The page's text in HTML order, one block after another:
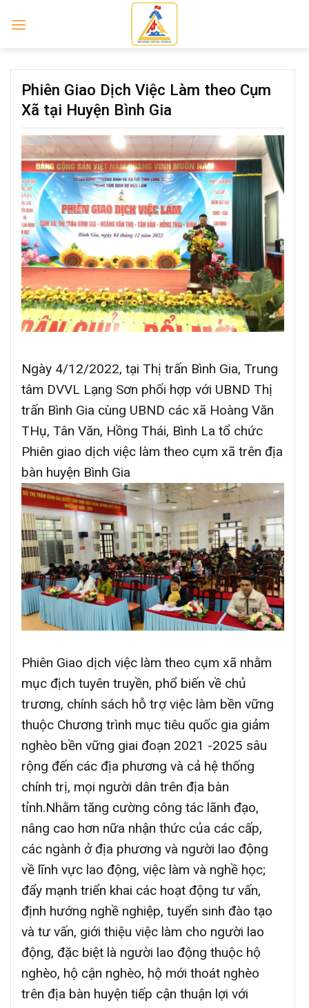
Phiên Giao Dịch Việc Làm theo Cụm
Xã tại Huyện Bình Gia
Ngày 4/12/2022, tại Thị trấn Bình Gia, Trung
tâm DVVL Lạng Sơn phối hợp với UBND Thị
trấn Bình Gia cùng UBND các xã Hoàng Văn
THụ, Tân Văn, Hồng Thái, Bình La tổ chức
Phiên giao dịch việc làm theo cụm xã trên địa
bàn huyện Bình Gia
Phiên Giao dịch việc làm theo cụm xã nhằm
mục địch tuyên truyền, phổ biến về chủ
trương, chính sách hỗ trợ việc làm bền vững
thuộc Chương trình mục tiêu quốc gia giảm
nghèo bền vững giai đoạn 2021 -2025 sâu
rộng đến các địa phương và cả hệ thống
chính trị, mọi người dân trên địa bàn
tỉnh.Nhằm tăng cường công tác lãnh đạo,
nâng cao hơn nữa nhận thức của các cấp,
các ngành ở địa phương và người lao động
về lĩnh vực lao động, việc làm và nghề học;
đẩy mạnh triển khai các hoạt động tư vấn,
định hướng nghề nghiệp, tuyển sinh đào tạo
và tư vấn, giới thiệu việc làm cho người lao
động, đặc biệt là người lao động thuộc hộ
nghèo, hộ cận nghèo, hộ mới thoát nghèo
trên địa bàn huyện tiếp cận thuận lợi với